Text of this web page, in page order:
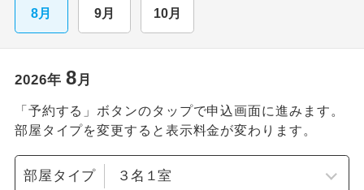
8月 9月 10月
2026年 8月
「予約する」ボタンのタップで申込画面に進みます。
部屋タイプを変更すると表示料金が変わります。
部屋タイプ